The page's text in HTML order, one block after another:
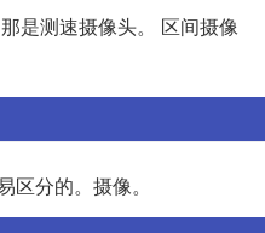
是测速摄像头。 区间摄像
分的。摄像。